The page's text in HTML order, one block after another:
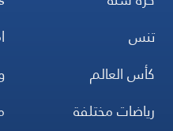
تنس
كأس العالم
رياضات مختلفة